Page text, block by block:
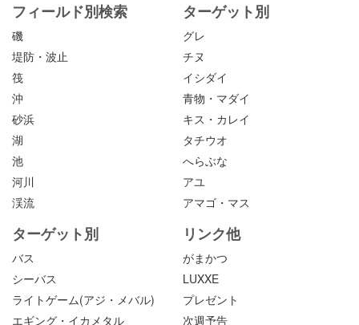
フィールド別検索
磯
堤防・波止
筏
沖
砂浜
湖
池
河川
渓流
ターゲット別
グレ
チヌ
イシダイ
青物・マダイ
キス・カレイ
タチウオ
へらぶな
アユ
アマゴ・マス
ターゲット別
バス
シーバス
ライトゲーム(アジ・メバル)
エギング・イカメタル
リンク他
がまかつ
LUXXE
プレゼント
次週予告